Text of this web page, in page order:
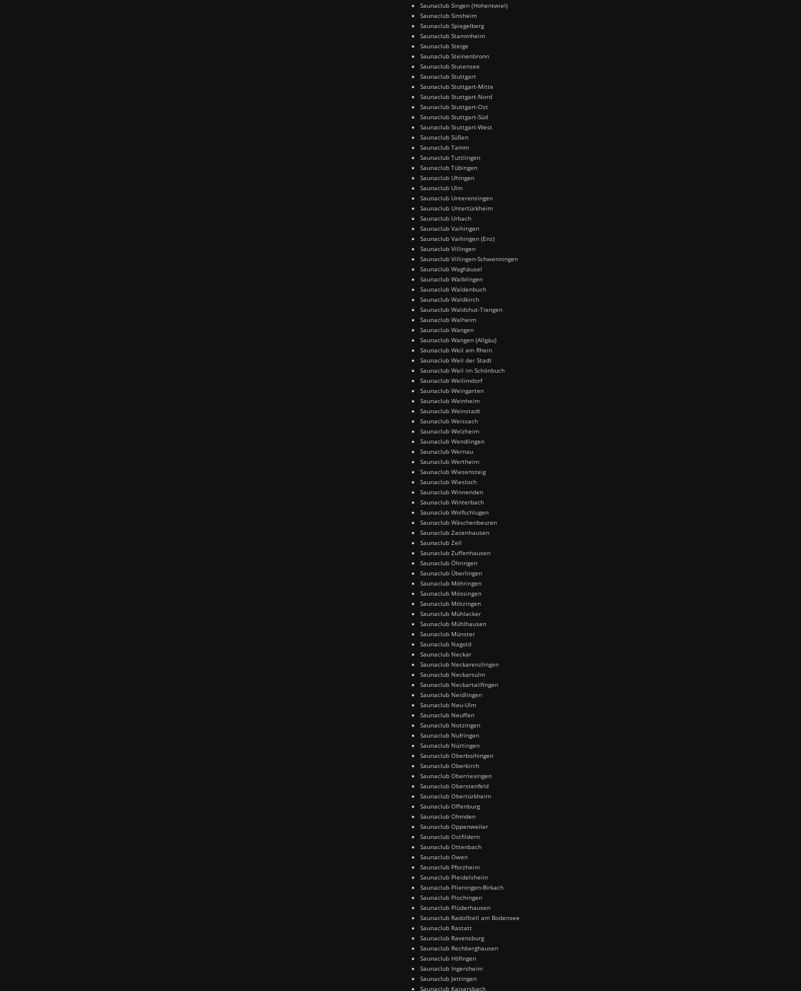
Saunaclub Singen (Hohentwiel)
Saunaclub Sinsheim
Saunaclub Spiegelberg
Saunaclub Stammheim
Saunaclub Steige
Saunaclub Steinenbronn
Saunaclub Stutensee
Saunaclub Stuttgart
Saunaclub Stuttgart-Mitte
Saunaclub Stuttgart-Nord
Saunaclub Stuttgart-Ost
Saunaclub Stuttgart-Süd
Saunaclub Stuttgart-West
Saunaclub Süßen
Saunaclub Tamm
Saunaclub Tuttlingen
Saunaclub Tübingen
Saunaclub Uhingen
Saunaclub Ulm
Saunaclub Unterensingen
Saunaclub Untertürkheim
Saunaclub Urbach
Saunaclub Vaihingen
Saunaclub Vaihingen (Enz)
Saunaclub Villingen
Saunaclub Villingen-Schwenningen
Saunaclub Waghäusel
Saunaclub Waiblingen
Saunaclub Waldenbuch
Saunaclub Waldkirch
Saunaclub Waldshut-Tiengen
Saunaclub Walheim
Saunaclub Wangen
Saunaclub Wangen (Allgäu)
Saunaclub Weil am Rhein
Saunaclub Weil der Stadt
Saunaclub Weil im Schönbuch
Saunaclub Weilimdorf
Saunaclub Weingarten
Saunaclub Weinheim
Saunaclub Weinstadt
Saunaclub Weissach
Saunaclub Welzheim
Saunaclub Wendlingen
Saunaclub Wernau
Saunaclub Wertheim
Saunaclub Wiesensteig
Saunaclub Wiesloch
Saunaclub Winnenden
Saunaclub Winterbach
Saunaclub Wolfschlugen
Saunaclub Wäschenbeuren
Saunaclub Zazenhausen
Saunaclub Zell
Saunaclub Zuffenhausen
Saunaclub Öhringen
Saunaclub Überlingen
Saunaclub Möhringen
Saunaclub Mössingen
Saunaclub Mötzingen
Saunaclub Mühlacker
Saunaclub Mühlhausen
Saunaclub Münster
Saunaclub Nagold
Saunaclub Neckar
Saunaclub Neckarenzlingen
Saunaclub Neckarsulm
Saunaclub Neckartailfingen
Saunaclub Neidlingen
Saunaclub Neu-Ulm
Saunaclub Neuffen
Saunaclub Notzingen
Saunaclub Nufringen
Saunaclub Nürtingen
Saunaclub Oberboihingen
Saunaclub Oberkirch
Saunaclub Oberriexingen
Saunaclub Oberstenfeld
Saunaclub Obertürkheim
Saunaclub Offenburg
Saunaclub Ohmden
Saunaclub Oppenweiler
Saunaclub Ostfildern
Saunaclub Ottenbach
Saunaclub Owen
Saunaclub Pforzheim
Saunaclub Pleidelsheim
Saunaclub Plieningen-Birkach
Saunaclub Plochingen
Saunaclub Plüderhausen
Saunaclub Radolfzell am Bodensee
Saunaclub Rastatt
Saunaclub Ravensburg
Saunaclub Rechberghausen
Saunaclub Höfingen
Saunaclub Ingersheim
Saunaclub Jettingen
Saunaclub Kaisersbach